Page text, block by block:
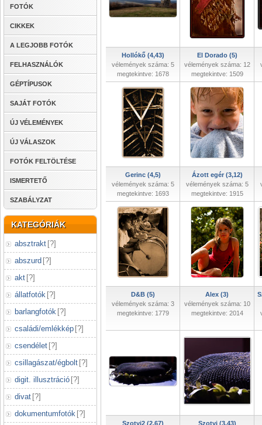
FOTÓK
CIKKEK
A LEGJOBB FOTÓK
FELHASZNÁLÓK
GÉPTÍPUSOK
SAJÁT FOTÓK
ÚJ VÉLEMÉNYEK
ÚJ VÁLASZOK
FOTÓK FELTÖLTÉSE
ISMERTETŐ
SZABÁLYZAT
KATEGÓRIÁK
absztrakt [?]
abszurd [?]
akt [?]
állatfotók [?]
barlangfotók [?]
családi/emlékkép [?]
csendélet [?]
csillagászat/égbolt [?]
digit. illusztráció [?]
divat [?]
dokumentumfotók [?]
Hollókő (4,43)
vélemények száma: 5
megtekintve: 1678
El Dorado (5)
vélemények száma: 12
megtekintve: 1509
Gerinc (4,5)
vélemények száma: 5
megtekintve: 1693
Ázott egér (3,12)
vélemények száma: 5
megtekintve: 1915
D&B (5)
vélemények száma: 3
megtekintve: 1779
Alex (3)
vélemények száma: 10
megtekintve: 2014
Szotyi2 (2,67)
Szotyi (3,43)